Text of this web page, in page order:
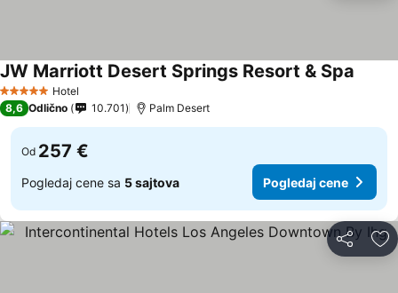
5 ZvezdiceHotel
JW Marriott Desert Springs Resort & Spa
8,6 Odlično 10.701 Palm Desert
Od 257 €
Pogledaj cene sa 5 sajtova Pogledaj cene
Deli